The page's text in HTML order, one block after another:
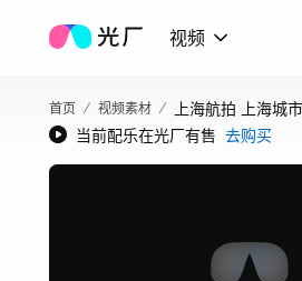
视频
首页 视频素材 上海航拍 上海城
当前配乐在光厂有售 去购买